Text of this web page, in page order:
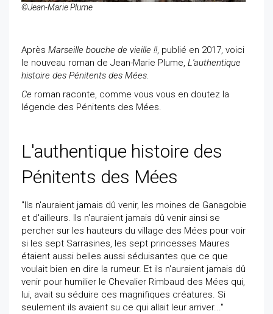
©Jean-Marie Plume
Après Marseille bouche de vieille !!, publié en 2017, voici
le nouveau roman de Jean-Marie Plume, L'authentique
histoire des Pénitents des Mées.
Ce roman raconte, comme vous vous en doutez la
légende des Pénitents des Mées.
L'authentique histoire des
Pénitents des Mées
"Ils n'auraient jamais dû venir, les moines de Ganagobie
et d'ailleurs. Ils n'auraient jamais dû venir ainsi se
percher sur les hauteurs du village des Mées pour voir
si les sept Sarrasines, les sept princesses Maures
étaient aussi belles aussi séduisantes que ce que
voulait bien en dire la rumeur. Et ils n'auraient jamais dû
venir pour humilier le Chevalier Rimbaud des Mées qui,
lui, avait su séduire ces magnifiques créatures. Si
seulement ils avaient su ce qui allait leur arriver..."